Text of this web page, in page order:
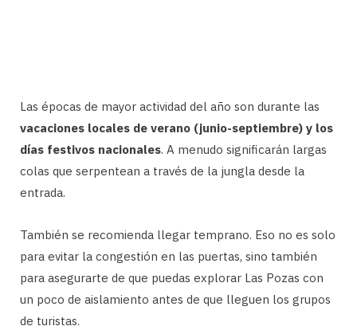
Las épocas de mayor actividad del año son durante las
vacaciones locales de verano (junio-septiembre) y los
días festivos nacionales. A menudo significarán largas
colas que serpentean a través de la jungla desde la
entrada.
También se recomienda llegar temprano. Eso no es solo
para evitar la congestión en las puertas, sino también
para asegurarte de que puedas explorar Las Pozas con
un poco de aislamiento antes de que lleguen los grupos
de turistas.